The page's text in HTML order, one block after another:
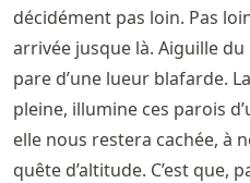
décidément pas loin. Pas
arrivée jusque là. Aiguille
pare d’une lueur blafarde.
pleine, illumine ces parois
elle nous restera cachée, à
quête d’altitude. C’est que,